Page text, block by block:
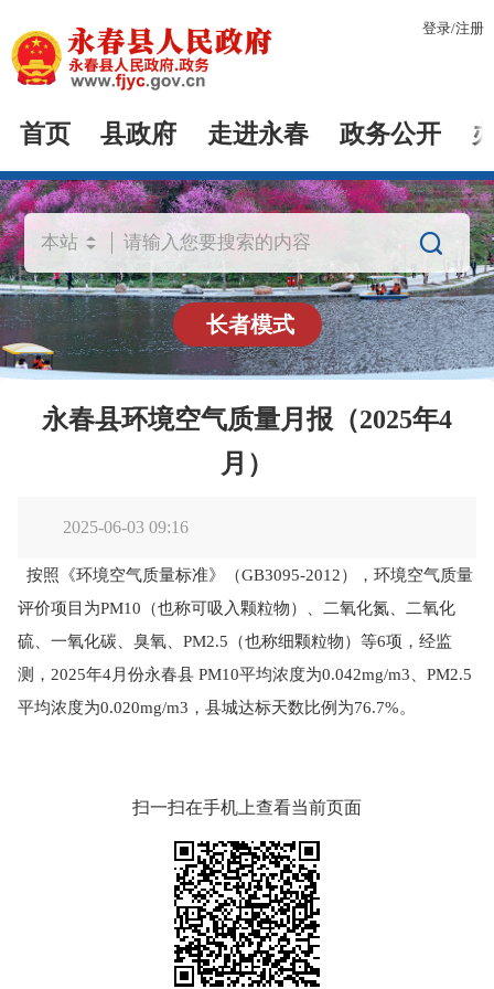
登录/注册
首页 县政府 走进永春 政务公开

长者模式
永春县环境空气质量月报（2025年4
月）
2025-06-03 09:16
按照《环境空气质量标准》（GB3095-2012），环境空气质量
评价项目为PM10（也称可吸入颗粒物）、二氧化氮、二氧化
硫、一氧化碳、臭氧、PM2.5（也称细颗粒物）等6项，经监
测，2025年4月份永春县 PM10平均浓度为0.042mg/m3、PM2.5
平均浓度为0.020mg/m3，县城达标天数比例为76.7%。
扫一扫在手机上查看当前页面